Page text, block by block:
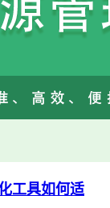
工具如何适